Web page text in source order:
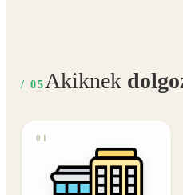
/ 05 Akiknek
01